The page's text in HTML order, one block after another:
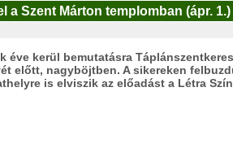
a Szent Márton templomban (ápr. 1.)
éve kerül bemutatásra
előtt, nagyböjtben. A sikereken
is elviszik az előadást a Létra